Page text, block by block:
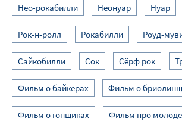
Нео-рокабилли Неонуар Нуар
Рок-н-ролл Рокабилли Роуд-
Сайкобилли Сок Сёрф рок
Фильм о байкерах Фильм о
Фильм о гонщиках Фильм про